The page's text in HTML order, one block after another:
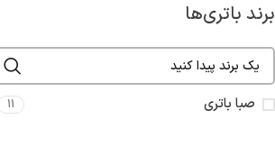
برند باتری‌ها
صبا باتری 11